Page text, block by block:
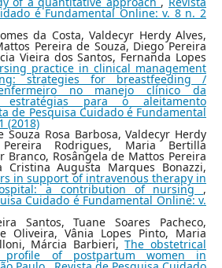
é Fundamental Online: v. 8 n. 2
da Costa, Valdecyr Herdy Alves,
Pereira de Souza, Diego Pereira
Vieira dos Santos, Fernanda Lopes
practice in clinical management
strategies for breastfeeding /
no manejo clínico da
estratégias para o aleitamento
de Pesquisa Cuidado é Fundamental
(2018)
Souza Rosa Barbosa, Valdecyr Herdy
Rodrigues, Maria Bertilla
Branco, Rosângela de Mattos Pereira
Cristina Augusta Marques Bonazzi,
in support of intravenous therapy in
a contribution of nursing,
Cuidado é Fundamental Online: v.
Santos, Tuane Soares Pacheco,
Oliveira, Vânia Lopes Pinto, Maria
Márcia Barbieri,The obstetrical
profile of postpartum women in